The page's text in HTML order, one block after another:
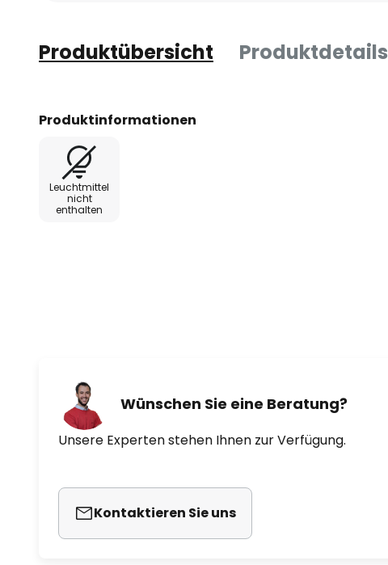
Produktübersicht Produktdetails
Produktinformationen
Leuchtmittel
nicht
enthalten
Wünschen Sie eine Beratung?
Unsere Experten stehen Ihnen zur Verfügung.
Kontaktieren Sie uns